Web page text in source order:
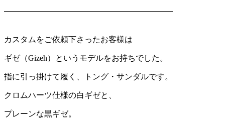
━━━━━━━━━━━━━━━━━━━━━
カスタムをご依頼下さったお客様は
ギゼ（Gizeh）というモデルをお持ちでした。
指に引っ掛けて履く、トング・サンダルです。
クロムハーツ仕様の白ギゼと、
プレーンな黒ギゼ。